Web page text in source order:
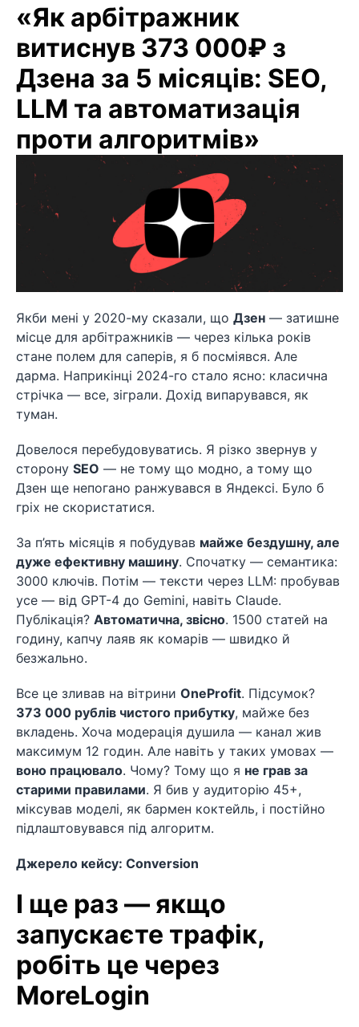
«Як арбітражник
витиснув 373 000₽ з
Дзена за 5 місяців: SEO,
LLM та автоматизація
проти алгоритмів»
Якби мені у 2020-му сказали, що Дзен — затишне
місце для арбітражників — через кілька років
стане полем для саперів, я б посміявся. Але
дарма. Наприкінці 2024-го стало ясно: класична
стрічка — все, зіграли. Дохід випарувався, як
туман.
Довелося перебудовуватись. Я різко звернув у
сторону SEO — не тому що модно, а тому що
Дзен ще непогано ранжувався в Яндексі. Було б
гріх не скористатися.
За п’ять місяців я побудував майже бездушну, але
дуже ефективну машину. Спочатку — семантика:
3000 ключів. Потім — тексти через LLM: пробував
усе — від GPT-4 до Gemini, навіть Claude.
Публікація? Автоматична, звісно. 1500 статей на
годину, капчу лаяв як комарів — швидко й
безжально.
Все це зливав на вітрини OneProfit. Підсумок?
373 000 рублів чистого прибутку, майже без
вкладень. Хоча модерація душила — канал жив
максимум 12 годин. Але навіть у таких умовах —
воно працювало. Чому? Тому що я не грав за
старими правилами. Я бив у аудиторію 45+,
міксував моделі, як бармен коктейль, і постійно
підлаштовувався під алгоритм.
Джерело кейсу: Conversion
І ще раз — якщо
запускаєте трафік,
робіть це через
MoreLogin